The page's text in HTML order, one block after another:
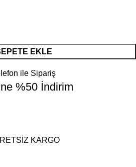
EKLE
ile Sipariş
%50 İndirim
KARGO